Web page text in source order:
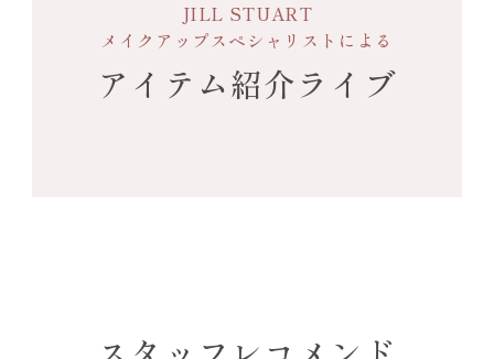
JILL STUART
メイクアップスペシャリストによる
アイテム紹介ライブ